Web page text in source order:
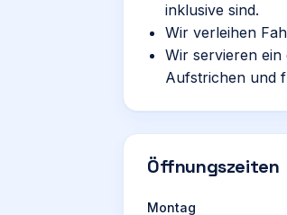
inklusive sind.
Wir verleihen
Wir servieren ein
Aufstrichen und
Öffnungszeiten
Montag